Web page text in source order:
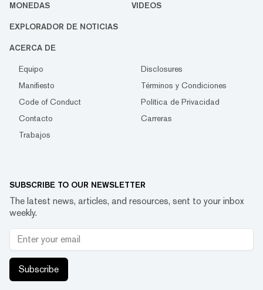
MONEDAS VIDEOS
EXPLORADOR DE NOTICIAS
ACERCA DE
Equipo
Disclosures
Manifiesto
Términos y Condiciones
Code of Conduct
Política de Privacidad
Contacto
Carreras
Trabajos
SUBSCRIBE TO OUR NEWSLETTER
The latest news, articles, and resources, sent to your inbox
weekly.
Subscribe